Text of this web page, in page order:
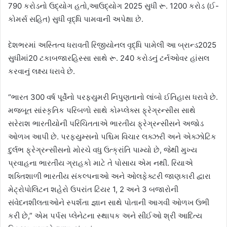
790 કરોડનો ઉદ્યોગ હતો,આઉદ્યોગ 2025 સુધી રૂ. 1200 કરોડ (ઈ-
કોમર્સ સહિત) સુધી વૃદ્ધિ પામવાની અપેક્ષા છે.
દેશભરમાં અસ્તિત્વ ધરાવતી રિજીયોનલ વૃદ્ધિ પામેલી આ બ્રાન્ડ2025
સુધીમાં20 ટકાબજારહિસ્સા સાથે રૂ. 240 કરોડનું ટર્નઓવર હાંસલ
કરવાનું લક્ષ્ય ધરાવે છે.
“ભારત 300 વર્ષ પૂર્વેનો પરફ્યુમરી નિપુણતાનો લાંબો ઈતિહાસ ધરાવે છે.
મજબૂત સાંસ્કૃતિક પરિબળો સાથે કોમ્પ્લેક્સ ફ્રેગ્રન્સીસ સાથે
સરેરાશ ભારતીયોની પરિચિતતાએ ભારતીય ફ્રેગ્રન્સીસને અજોડ
ઓળખ આપી છે. પરફ્યુમ્સનો પશ્ચિમ વિચાર લક્ઝરી અને એક્ઝોટિક
દુર્લભ ફ્રેગ્રન્સીસનો મોરચે વધુ ઉત્ક્રાંતિ પામ્યો છે, જેથી મુખ્ય
પ્રવાહના ભારતીય ગ્રાહકો માટે તે પોસાય એમ નથી. રિયાએ
શક્તિશાળી ભારતીય સંકલ્પનાઓ અને ઓલફેક્ટરી જાણકારી દ્વારા
મેટ્રોપોલિટન શહેરો ઉપરાંત ટિયર 1, 2 અને 3 બજારોની
સંવેદનશીલતાઓને સ્પર્શતા જ્ઞાન સાથે પોતાની આગવી ઓળખ ઉભી
કરી છે,” એમ પર્પસ પ્લેનેટના સ્થાપક અને સીઈઓ શ્રી આદિત્ય